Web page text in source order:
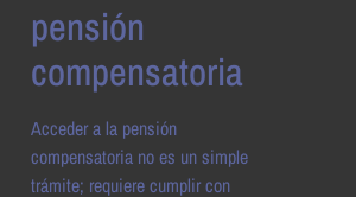
pensión
compensatoria
Acceder a la pensión
compensatoria no es un simple
trámite; requiere cumplir con